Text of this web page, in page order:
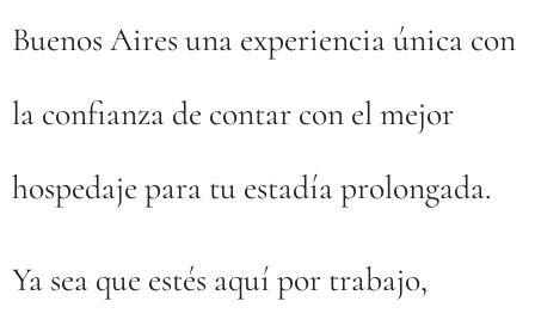
Buenos Aires una experiencia única con
la confianza de contar con el mejor
hospedaje para tu estadía prolongada.
Ya sea que estés aquí por trabajo,